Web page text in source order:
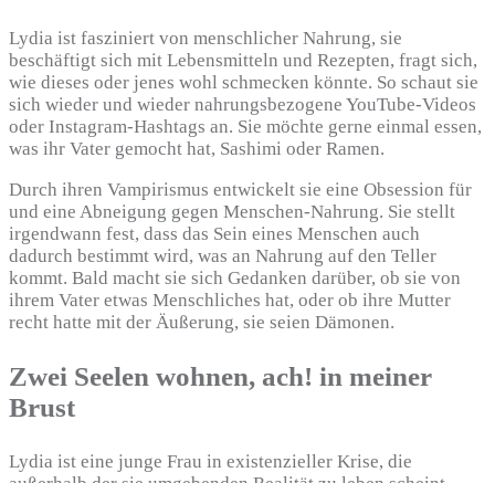
Lydia ist fasziniert von menschlicher Nahrung, sie
beschäftigt sich mit Lebensmitteln und Rezepten, fragt sich,
wie dieses oder jenes wohl schmecken könnte. So schaut sie
sich wieder und wieder nahrungsbezogene YouTube-Videos
oder Instagram-Hashtags an. Sie möchte gerne einmal essen,
was ihr Vater gemocht hat, Sashimi oder Ramen.
Durch ihren Vampirismus entwickelt sie eine Obsession für
und eine Abneigung gegen Menschen-Nahrung. Sie stellt
irgendwann fest, dass das Sein eines Menschen auch
dadurch bestimmt wird, was an Nahrung auf den Teller
kommt. Bald macht sie sich Gedanken darüber, ob sie von
ihrem Vater etwas Menschliches hat, oder ob ihre Mutter
recht hatte mit der Äußerung, sie seien Dämonen.
Zwei Seelen wohnen, ach! in meiner
Brust
Lydia ist eine junge Frau in existenzieller Krise, die